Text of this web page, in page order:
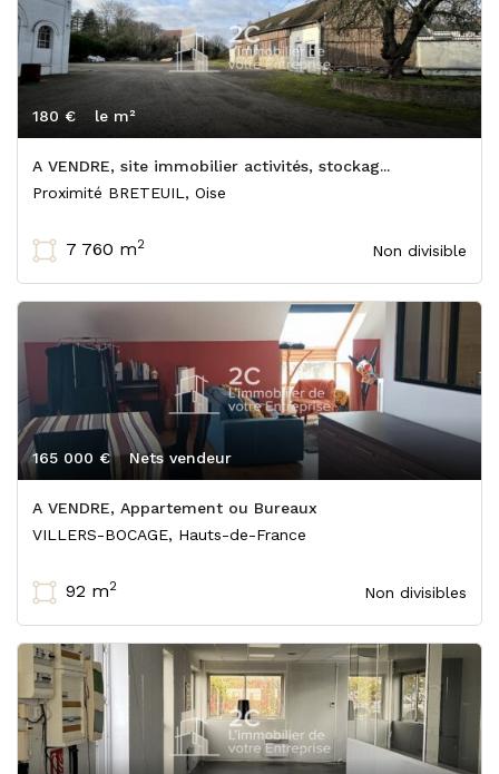
A VENDRE, site immobilier activités, stockag...
Non divisible
180 € le m²
Proximité BRETEUIL, Oise
7 760 m2
A VENDRE, Appartement ou Bureaux
Non divisibles
165 000 € Nets vendeur
VILLERS-BOCAGE, Hauts-de-France
92 m2